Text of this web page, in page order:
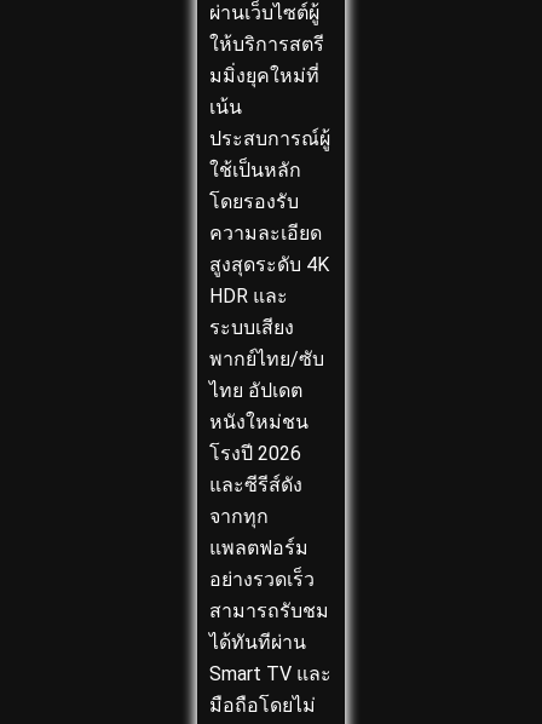
ผ่านเว็บไซต์ผู้
ให้บริการสตรี
มมิ่งยุคใหม่ที่
เน้น
ประสบการณ์ผู้
ใช้เป็นหลัก
โดยรองรับ
ความละเอียด
สูงสุดระดับ 4K
HDR และ
ระบบเสียง
พากย์ไทย/ซับ
ไทย อัปเดต
หนังใหม่ชน
โรงปี 2026
และซีรีส์ดัง
จากทุก
แพลตฟอร์ม
อย่างรวดเร็ว
สามารถรับชม
ได้ทันทีผ่าน
Smart TV และ
มือถือโดยไม่